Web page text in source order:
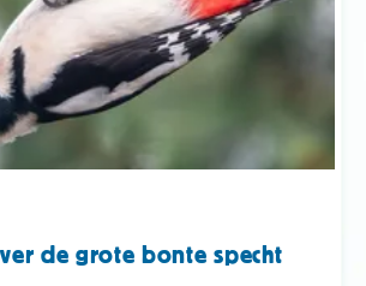
de grote bonte specht